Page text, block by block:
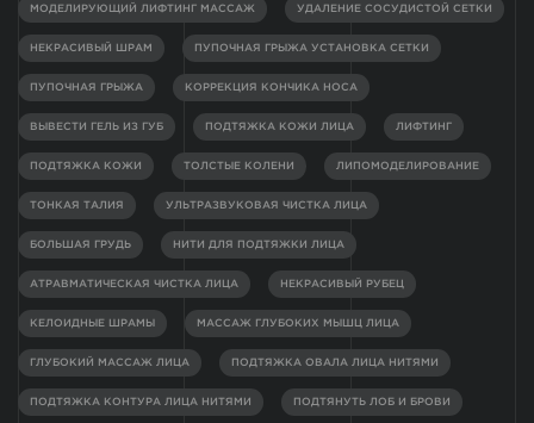
МОДЕЛИРУЮЩИЙ ЛИФТИНГ МАССАЖ УДАЛЕНИЕ СОСУДИСТОЙ СЕТКИ
НЕКРАСИВЫЙ ШРАМ ПУПОЧНАЯ ГРЫЖА УСТАНОВКА СЕТКИ
ПУПОЧНАЯ ГРЫЖА КОРРЕКЦИЯ КОНЧИКА НОСА
ВЫВЕСТИ ГЕЛЬ ИЗ ГУБ ПОДТЯЖКА КОЖИ ЛИЦА ЛИФТИНГ
ПОДТЯЖКА КОЖИ ТОЛСТЫЕ КОЛЕНИ ЛИПОМОДЕЛИРОВАНИЕ
ТОНКАЯ ТАЛИЯ УЛЬТРАЗВУКОВАЯ ЧИСТКА ЛИЦА
БОЛЬШАЯ ГРУДЬ НИТИ ДЛЯ ПОДТЯЖКИ ЛИЦА
АТРАВМАТИЧЕСКАЯ ЧИСТКА ЛИЦА НЕКРАСИВЫЙ РУБЕЦ
КЕЛОИДНЫЕ ШРАМЫ МАССАЖ ГЛУБОКИХ МЫШЦ ЛИЦА
ГЛУБОКИЙ МАССАЖ ЛИЦА ПОДТЯЖКА ОВАЛА ЛИЦА НИТЯМИ
ПОДТЯЖКА КОНТУРА ЛИЦА НИТЯМИ ПОДТЯНУТЬ ЛОБ И БРОВИ